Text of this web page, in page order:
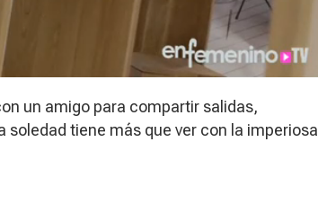
un amigo para compartir salidas,
tiene más que ver con la imperiosa